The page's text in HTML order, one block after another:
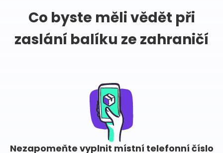
Co byste měli vědět při
zaslání balíku ze zahraničí
Nezapomeňte vyplnit místní telefonní číslo